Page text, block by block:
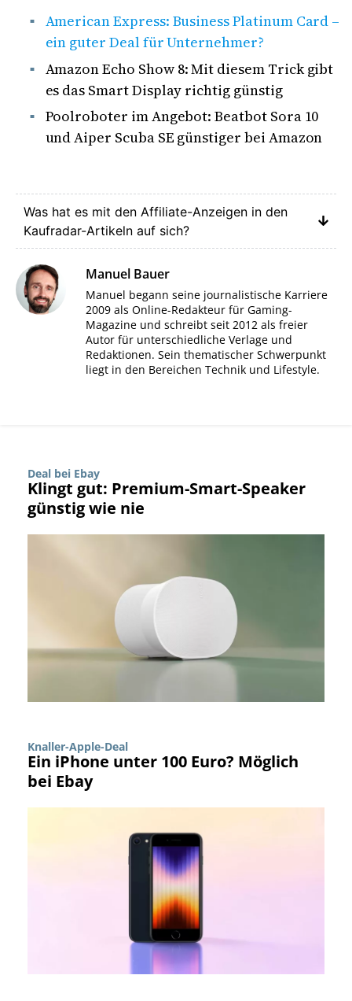
American Express: Business Platinum Card –
ein guter Deal für Unternehmer?
Amazon Echo Show 8: Mit diesem Trick gibt
es das Smart Display richtig günstig
Poolroboter im Angebot: Beatbot Sora 10
und Aiper Scuba SE günstiger bei Amazon
Was hat es mit den Affiliate-Anzeigen in den
Kaufradar-Artikeln auf sich?
Manuel Bauer
Manuel begann seine journalistische Karriere
2009 als Online-Redakteur für Gaming-
Magazine und schreibt seit 2012 als freier
Autor für unterschiedliche Verlage und
Redaktionen. Sein thematischer Schwerpunkt
liegt in den Bereichen Technik und Lifestyle.
Deal bei Ebay
Klingt gut: Premium-Smart-Speaker
günstig wie nie
Knaller-Apple-Deal
Ein iPhone unter 100 Euro? Möglich
bei Ebay